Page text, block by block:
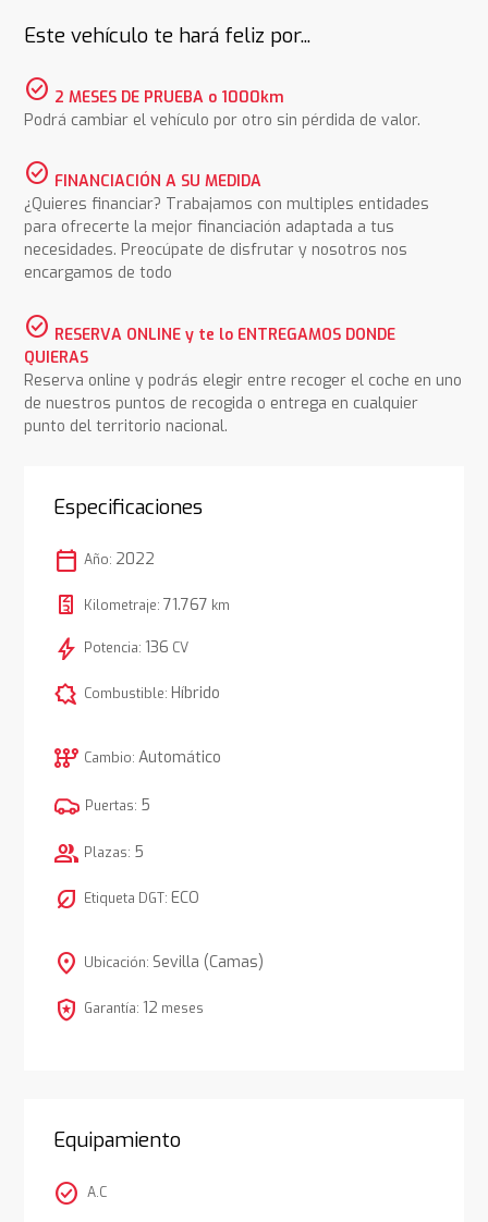
Este vehículo te hará feliz por...
check_circle 2 MESES DE PRUEBA o 1000km
Podrá cambiar el vehículo por otro sin pérdida de valor.
check_circle FINANCIACIÓN A SU MEDIDA
¿Quieres financiar? Trabajamos con multiples entidades
para ofrecerte la mejor financiación adaptada a tus
necesidades. Preocúpate de disfrutar y nosotros nos
encargamos de todo
check_circle RESERVA ONLINE y te lo ENTREGAMOS DONDE
QUIERAS
Reserva online y podrás elegir entre recoger el coche en uno
de nuestros puntos de recogida o entrega en cualquier
punto del territorio nacional.
Especificaciones
calendar_today Año: 2022
Kilometraje: 71.767 km
bolt Potencia: 136 CV
comic_bubble Combustible: Híbrido
auto_transmission Cambio: Automático
Puertas: 5
group Plazas: 5
nest_eco_leaf Etiqueta DGT: ECO
location_on Ubicación: Sevilla (Camas)
local_police Garantía: 12 meses
Equipamiento
check_circle A.C